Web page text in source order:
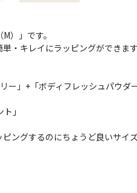
）」です。
・キレイにラッピングができま
ー」+「ボディフレッシュパウダー
」
ングするのにちょうど良いサイズ